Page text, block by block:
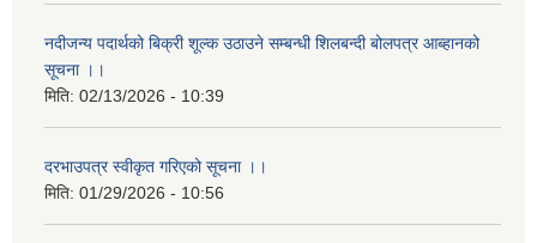
नदीजन्य पदार्थको बिक्री शूल्क उठाउने सम्बन्धी शिलबन्दी बोलपत्र आब्हानको
सूचना ।।
मिति: 02/13/2026 - 10:39
दरभाउपत्र स्वीकृत गरिएको सूचना ।।
मिति: 01/29/2026 - 10:56